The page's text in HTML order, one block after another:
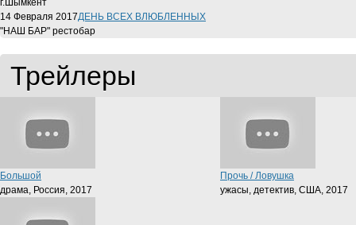
г.Шымкент
14 Февраля 2017ДЕНЬ ВСЕХ ВЛЮБЛЕННЫХ
"НАШ БАР" рестобар
Трейлеры
Большой
драма, Россия, 2017
Прочь / Ловушка
ужасы, детектив, США, 2017